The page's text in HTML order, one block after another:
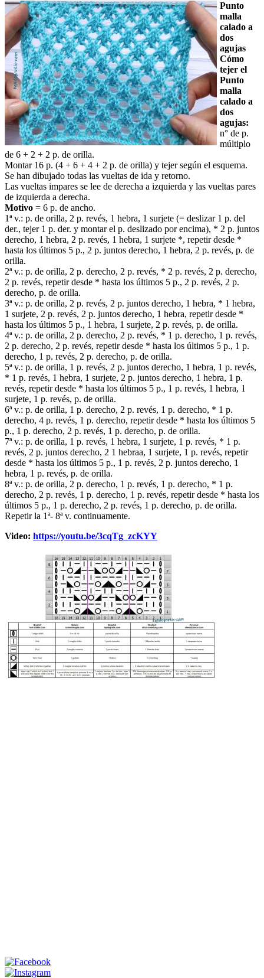
Punto
malla
calado a
dos
agujas
Cómo
tejer el
Punto
malla
calado a
dos
agujas:
n° de p.
múltiplo
de 6 + 2 + 2 p. de orilla.
Montar 16 p. (4 + 6 + 4 + 2 p. de orilla) y tejer según el esquema.
Se han dibujado todas las vueltas de ida y retorno.
Las vueltas impares se lee de derecha a izquierda y las vueltas pares
de izquierda a derecha.
Motivo = 6 p. de ancho.
1ª v.: p. de orilla, 2 p. revés, 1 hebra, 1 surjete (= deslizar 1 p. del
der., tejer 1 p. der. y montar el p. deslizado por encima), * 2 p. juntos
derecho, 1 hebra, 2 p. revés, 1 hebra, 1 surjete *, repetir desde *
hasta los últimos 5 p., 2 p. juntos derecho, 1 hebra, 2 p. revés, p. de
orilla.
2ª v.: p. de orilla, 2 p. derecho, 2 p. revés, * 2 p. revés, 2 p. derecho,
2 p. revés, repetir desde * hasta los últimos 5 p., 2 p. revés, 2 p.
derecho, p. de orilla.
3ª v.: p. de orilla, 2 p. revés, 2 p. juntos derecho, 1 hebra, * 1 hebra,
1 surjete, 2 p. revés, 2 p. juntos derecho, 1 hebra, repetir desde *
hasta los últimos 5 p., 1 hebra, 1 surjete, 2 p. revés, p. de orilla.
4ª v.: p. de orilla, 2 p. derecho, 2 p. revés, * 1 p. derecho, 1 p. revés,
2 p. derecho, 2 p. revés, repetir desde * hasta los últimos 5 p., 1 p.
derecho, 1 p. revés, 2 p. derecho, p. de orilla.
5ª v.: p. de orilla, 1 p. revés, 2 p. juntos derecho, 1 hebra, 1 p. revés,
* 1 p. revés, 1 hebra, 1 surjete, 2 p. juntos derecho, 1 hebra, 1 p.
revés, repetir desde * hasta los últimos 5 p., 1 p. revés, 1 hebra, 1
surjete, 1 p. revés, p. de orilla.
6ª v.: p. de orilla, 1 p. derecho, 2 p. revés, 1 p. derecho, * 1 p.
derecho, 4 p. revés, 1 p. derecho, repetir desde * hasta los últimos 5
p., 1 p. derecho, 2 p. revés, 1 p. derecho, p. de orilla.
7ª v.: p. de orilla, 1 p. revés, 1 hebra, 1 surjete, 1 p. revés, * 1 p.
revés, 2 p. juntos derecho, 2 1 hebraа, 1 surjete, 1 p. revés, repetir
desde * hasta los últimos 5 p., 1 p. revés, 2 p. juntos derecho, 1
hebra, 1 p. revés, p. de orilla.
8ª v.: p. de orilla, 2 p. derecho, 1 p. revés, 1 p. derecho, * 1 p.
derecho, 2 p. revés, 1 p. derecho, 1 p. revés, repetir desde * hasta los
últimos 5 p., 1 p. derecho, 2 p. revés, 1 p. derecho, p. de orilla.
Repetir la 1ª- 8ª v. continuamente.
Video: https://youtu.be/3cqTg_zcKYY